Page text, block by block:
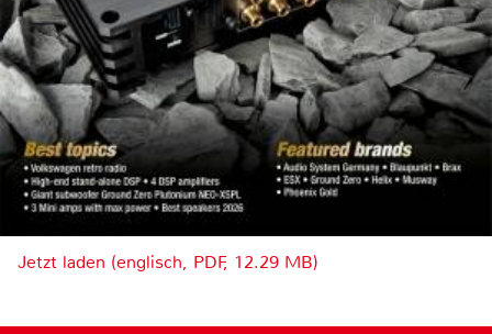
Jetzt laden (englisch, PDF, 12.29 MB)